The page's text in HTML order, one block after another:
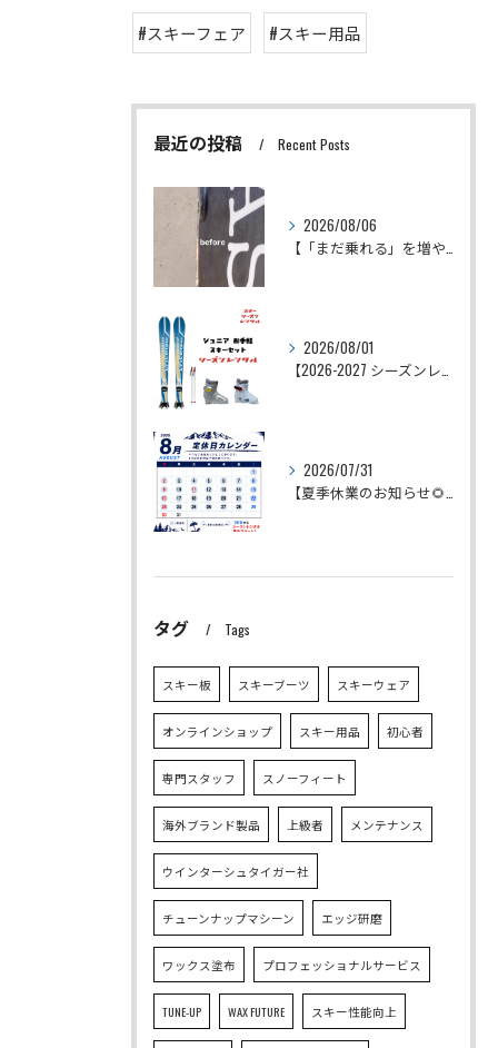
#スキーフェア #スキー用品
最近の投稿 Recent Posts
2026/08/06
【「まだ乗れる」を増やしたい。
2026/08/01
【2026-2027 シーズンレンタル予約受付スタート！】
2026/07/31
【夏季休業のお知らせ🌻】
タグ Tags
スキー板 スキーブーツ スキーウェア
オンラインショップ スキー用品 初心者
専門スタッフ スノーフィート
海外ブランド製品 上級者 メンテナンス
ウインターシュタイガー社
チューンナップマシーン エッジ研磨
ワックス塗布 プロフェッショナルサービス
TUNE-UP WAX FUTURE スキー性能向上